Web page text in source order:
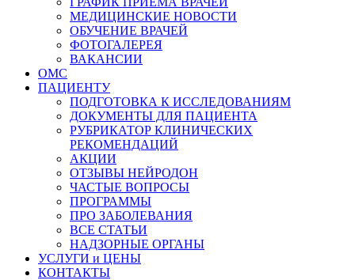
МЕДИЦИНСКИЕ НОВОСТИ
ОБУЧЕНИЕ ВРАЧЕЙ
ФОТОГАЛЕРЕЯ
ВАКАНСИИ
ОМС
ПАЦИЕНТУ
ПОДГОТОВКА К ИССЛЕДОВАНИЯМ
ДОКУМЕНТЫ ДЛЯ ПАЦИЕНТА
РУБРИКАТОР КЛИНИЧЕСКИХ
РЕКОМЕНДАЦИЙ
АКЦИИ
ОТЗЫВЫ НЕЙРОДОН
ЧАСТЫЕ ВОПРОСЫ
ПРОГРАММЫ
ПРО ЗАБОЛЕВАНИЯ
ВСЕ СТАТЬИ
НАДЗОРНЫЕ ОРГАНЫ
УСЛУГИ и ЦЕНЫ
КОНТАКТЫ